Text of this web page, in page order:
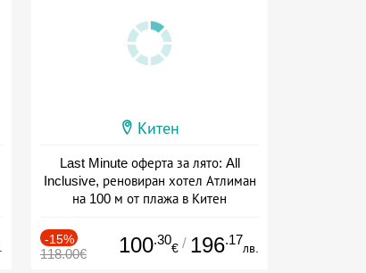
Китен
Last Minute оферта за лято: All
Inclusive, реновиран хотел Атлиман
на 100 м от плажа в Китен
-15%
118.00€ 100.30
€ / 196.17
лв.